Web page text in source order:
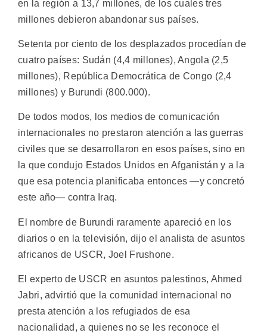
en la región a 13,7 millones, de los cuales tres
millones debieron abandonar sus países.
Setenta por ciento de los desplazados procedían de
cuatro países: Sudán (4,4 millones), Angola (2,5
millones), República Democrática de Congo (2,4
millones) y Burundi (800.000).
De todos modos, los medios de comunicación
internacionales no prestaron atención a las guerras
civiles que se desarrollaron en esos países, sino en
la que condujo Estados Unidos en Afganistán y a la
que esa potencia planificaba entonces —y concretó
este año— contra Iraq.
El nombre de Burundi raramente apareció en los
diarios o en la televisión, dijo el analista de asuntos
africanos de USCR, Joel Frushone.
El experto de USCR en asuntos palestinos, Ahmed
Jabri, advirtió que la comunidad internacional no
presta atención a los refugiados de esa
nacionalidad, a quienes no se les reconoce el